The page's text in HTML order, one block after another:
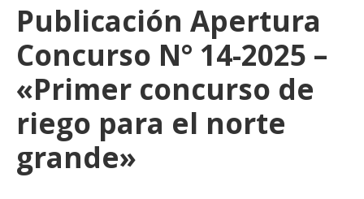
Publicación Apertura
Concurso N° 14-2025 –
«Primer concurso de
riego para el norte
grande»